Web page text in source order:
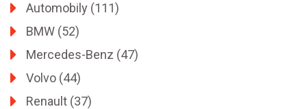
Automobily (111)
BMW (52)
Mercedes-Benz (47)
Volvo (44)
Renault (37)